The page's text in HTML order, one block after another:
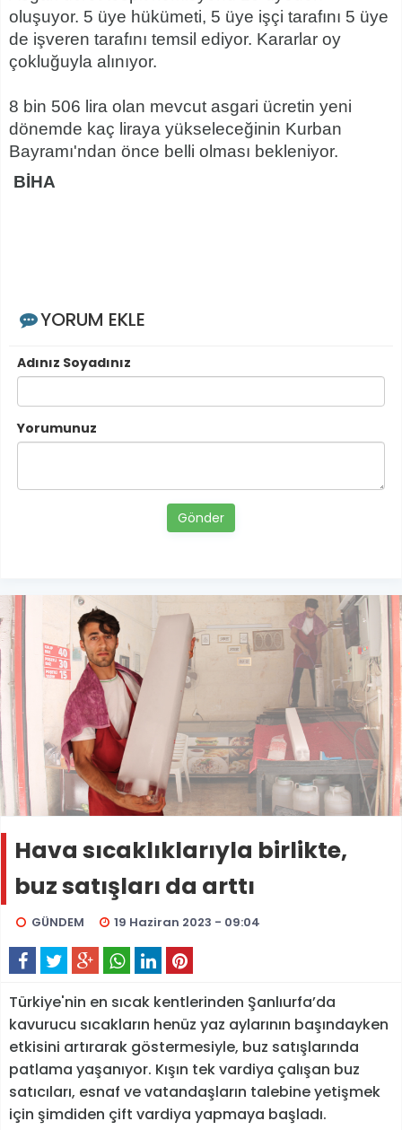
oluşuyor. 5 üye hükümeti, 5 üye işçi tarafını 5 üye
de işveren tarafını temsil ediyor. Kararlar oy
çokluğuyla alınıyor.
8 bin 506 lira olan mevcut asgari ücretin yeni
dönemde kaç liraya yükseleceğinin Kurban
Bayramı'ndan önce belli olması bekleniyor.
BİHA
YORUM EKLE
Adınız Soyadınız
Yorumunuz
Gönder
Hava sıcaklıklarıyla birlikte,
buz satışları da arttı
GÜNDEM 19 Haziran 2023 - 09:04
Türkiye'nin en sıcak kentlerinden Şanlıurfa’da
kavurucu sıcakların henüz yaz aylarının başındayken
etkisini artırarak göstermesiyle, buz satışlarında
patlama yaşanıyor. Kışın tek vardiya çalışan buz
satıcıları, esnaf ve vatandaşların talebine yetişmek
için şimdiden çift vardiya yapmaya başladı.